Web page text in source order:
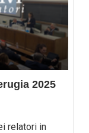
2025
relatori in